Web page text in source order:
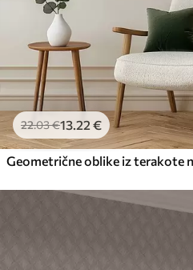
22.03€13.22 €
Geometrične oblike iz terakote